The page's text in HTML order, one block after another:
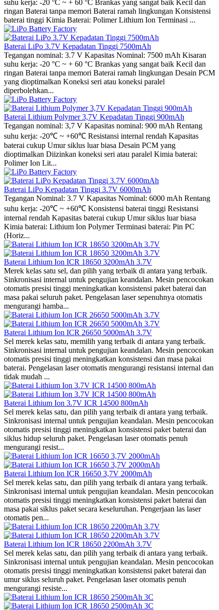
suhu kerja: -20 °C ~ + 60 °C Brankas yang sangat baik Kecil dan
ringan Baterai tanpa memori Baterai ramah lingkungan Konsistensi
baterai tinggi Kimia Baterai: Polimer Lithium Ion Terminasi ...
Baterai LiPo 3.7V Kepadatan Tinggi 7500mAh
Tegangan nominal: 3.7 V Kapasitas Nominal: 7500 mAh Kisaran
suhu kerja: -20 °C ~ + 60 °C Brankas yang sangat baik Kecil dan
ringan Baterai tanpa memori Baterai ramah lingkungan Desain PCM
yang dioptimalkan Koneksi seri atau koneksi paralel
diperbolehkan...
Baterai Lithium Polymer 3,7V Kepadatan Tinggi 900mAh
Tegangan nominal: 3,7 V Kapasitas nominal: 900 mAh Rentang
suhu kerja: -20℃ ~ +60℃ Resistansi internal rendah Kapasitas
baterai cukup Umur siklus luar biasa Desain PCM yang
dioptimalkan Diizinkan koneksi seri atau paralel Kimia baterai:
Polimer Ion Lit...
Baterai LiPo Kepadatan Tinggi 3.7V 6000mAh
Tegangan Nominal: 3.7 V Kapasitas Nominal: 6000 mAh Rentang
suhu kerja: -20℃ ~ +60℃ Konsistensi baterai tinggi Resistansi
internal rendah Kapasitas baterai cukup Umur siklus luar biasa
Kimia baterai: Lithium Ion Polymer Terminasi baterai: Pin PC
(Horiz...
Baterai Lithium Ion ICR 18650 3200mAh 3.7V
Merek kelas satu sel, dan pilih yang terbaik di antara yang terbaik.
Sinkronisasi internal untuk pengujian keandalan. Mesin pencocokan
otomatis presisi tinggi meningkatkan konsistensi paket baterai dan
masa pakai seluruh paket. Pengelasan laser sepenuhnya otomatis
mengurangi hamba...
Baterai Lithium Ion ICR 26650 5000mAh 3.7V
Sel merek kelas satu, memilih yang terbaik di antara yang terbaik.
Sinkronisasi internal untuk pengujian keandalan. Mesin pencocokan
otomatis presisi tinggi meningkatkan konsistensi dan masa pakai
baterai. Pengelasan laser otomatis mengurangi resistansi internal dan
tidak mudah ...
Baterai Lithium Ion 3.7V ICR 14500 800mAh
Sel merek kelas satu, dan pilih yang terbaik di antara yang terbaik.
Sinkronisasi internal untuk pengujian keandalan. Mesin pencocokan
otomatis presisi tinggi meningkatkan konsistensi paket baterai dan
siklus hidup seluruh paket. Pengelasan laser otomatis penuh
mengurangi resist...
Baterai Lithium Ion ICR 16650 3,7V 2000mAh
Sel merek kelas satu, dan pilih yang terbaik di antara yang terbaik.
Sinkronisasi internal untuk pengujian keandalan. Mesin pencocokan
otomatis presisi tinggi meningkatkan konsistensi paket baterai dan
masa pakai siklus paket secara keseluruhan. Pengerjaan las laser
otomatis pen...
Baterai Lithium Ion ICR 18650 2200mAh 3.7V
Sel merek kelas satu, dan pilih yang terbaik di antara yang terbaik.
Sinkronisasi internal untuk pengujian keandalan. Mesin pencocokan
otomatis presisi tinggi meningkatkan konsistensi paket baterai dan
umur siklus seluruh paket. Pengelasan laser otomatis penuh
mengurangi resiste...